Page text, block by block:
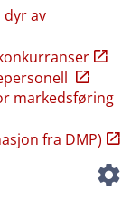
dyr av
markedsføring
fra DMP)